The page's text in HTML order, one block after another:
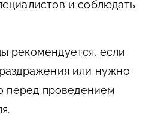
и соблюдать
рекомендуется, если
или нужно
перед проведением